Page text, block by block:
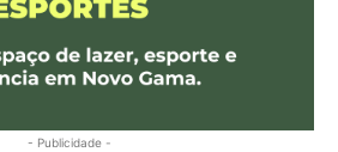
- Publicidade -